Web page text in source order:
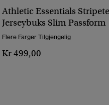
Athletic Essentials Stripete
Jerseybuks Slim Passform
Flere Farger Tilgjengelig
Kr 499,00